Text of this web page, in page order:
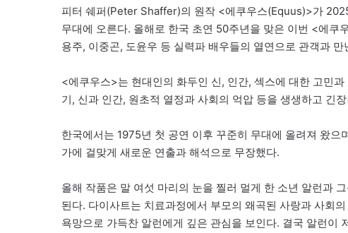
피터 쉐퍼(Peter Shaffer)의 원작 <에쿠우스(Equus)>가
무대에 오른다. 올해로 한국 초연 50주년을 맞은 이번 <에쿠
용주, 이중곤, 도윤우 등 실력파 배우들의 열연으로 관객과 만
<에쿠우스>는 현대인의 화두인 신, 인간, 섹스에 대한 고민
기, 신과 인간, 원초적 열정과 사회의 억압 등을 생생하고 긴
한국에서는 1975년 첫 공연 이후 꾸준히 무대에 올려져 왔으
가에 걸맞게 새로운 연출과 해석으로 무장했다.
올해 작품은 말 여섯 마리의 눈을 찔러 멀게 한 소년 알런과
된다. 다이사트는 치료과정에서 부모의 왜곡된 사랑과 사회
욕망으로 가득찬 알런에게 깊은 관심을 보인다. 결국 알런이